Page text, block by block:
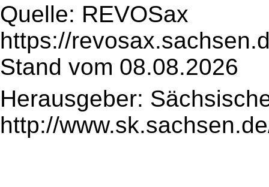
Quelle: REVOSax
https://
Stand vom 08.08.2026
Herausgeber:
http://